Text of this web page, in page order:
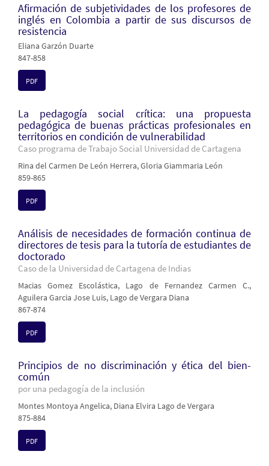
Afirmación de subjetividades de los profesores de
inglés en Colombia a partir de sus discursos de
resistencia
Eliana Garzón Duarte
847-858
PDF
La pedagogía social crítica: una propuesta
pedagógica de buenas prácticas profesionales en
territorios en condición de vulnerabilidad
Caso programa de Trabajo Social Universidad de Cartagena
Rina del Carmen De León Herrera, Gloria Giammaria León
859-865
PDF
Análisis de necesidades de formación continua de
directores de tesis para la tutoría de estudiantes de
doctorado
Caso de la Universidad de Cartagena de Indias
Macias Gomez Escolástica, Lago de Fernandez Carmen C.,
Aguilera Garcia Jose Luis, Lago de Vergara Diana
867-874
PDF
Principios de no discriminación y ética del bien-
común
por una pedagogía de la inclusión
Montes Montoya Angelica, Diana Elvira Lago de Vergara
875-884
PDF